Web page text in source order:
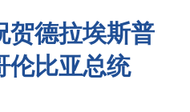
贺德拉埃斯普
伦比亚总统